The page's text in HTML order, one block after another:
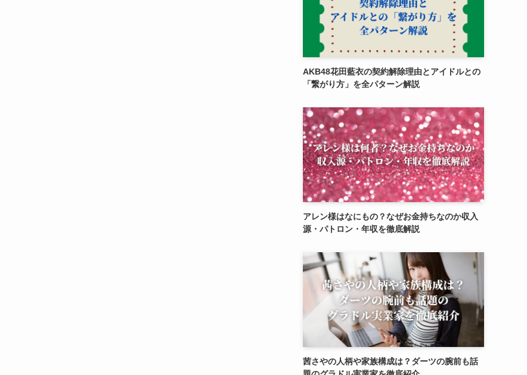
AKB48花田藍衣の契約解除理由とアイドルとの
「繋がり方」を全パターン解説
アレン様はなにもの？なぜお金持ちなのか収入
源・パトロン・年収を徹底解説
茜さやの人柄や家族構成は？ダーツの腕前も話